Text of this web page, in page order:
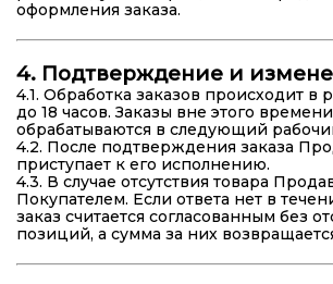
оформления заказа.
4. Подтверждение и
4.1. Обработка заказов происходит в
до 18 часов. Заказы вне этого времени
обрабатываются в следующий
4.2. После подтверждения заказа
приступает к его исполнению.
4.3. В случае отсутствия товара
Покупателем. Если ответа нет в
заказ считается согласованным без
позиций, а сумма за них